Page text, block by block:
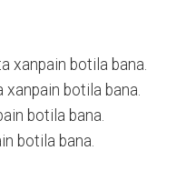
xanpain botila bana.
botila bana.
botila bana.
botila bana.